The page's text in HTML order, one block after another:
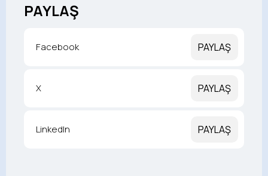
PAYLAŞ
Facebook PAYLAŞ
X PAYLAŞ
LinkedIn PAYLAŞ